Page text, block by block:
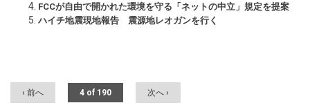
FCCが自由で開かれた環境を守る「ネットの中立」規定を提案
ハイチ地震現地報告 震源地レオガンを行く
‹ 前へ 4 of 190 次へ ›